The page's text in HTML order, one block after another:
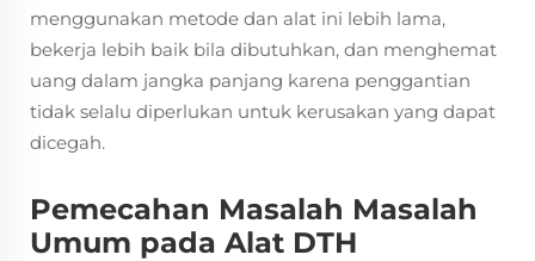
menggunakan metode dan alat ini lebih lama,
bekerja lebih baik bila dibutuhkan, dan menghemat
uang dalam jangka panjang karena penggantian
tidak selalu diperlukan untuk kerusakan yang dapat
dicegah.
Pemecahan Masalah Masalah
Umum pada Alat DTH